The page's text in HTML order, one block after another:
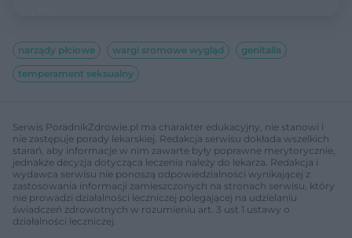
narządy płciowe wargi sromowe wygląd
genitalia
temperament seksualny
Serwis PoradnikZdrowie.pl ma charakter edukacyjny, nie stanowi i
nie zastępuje porady lekarskiej. Redakcja serwisu dokłada wszelkich
starań, aby informacje w nim zawarte były poprawne merytorycznie,
jednakże decyzja dotycząca leczenia należy do lekarza. Redakcja i
wydawca serwisu nie ponoszą odpowiedzialności wynikającej z
zastosowania informacji zamieszczonych na stronach serwisu, który
nie prowadzi działalności leczniczej polegającej na udzielaniu
świadczeń zdrowotnych w rozumieniu art. 3 ust 1 ustawy o
działalności leczniczej.